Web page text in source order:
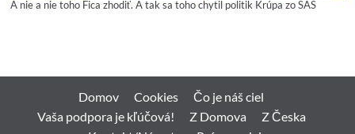
A nie a nie toho Fica zhodiť. A tak sa toho chytil politik Krúpa zo SAS
Domov Cookies
Čo je náš ciel
Vaša podpora je kľúčová!
Z Domova
Z Česka